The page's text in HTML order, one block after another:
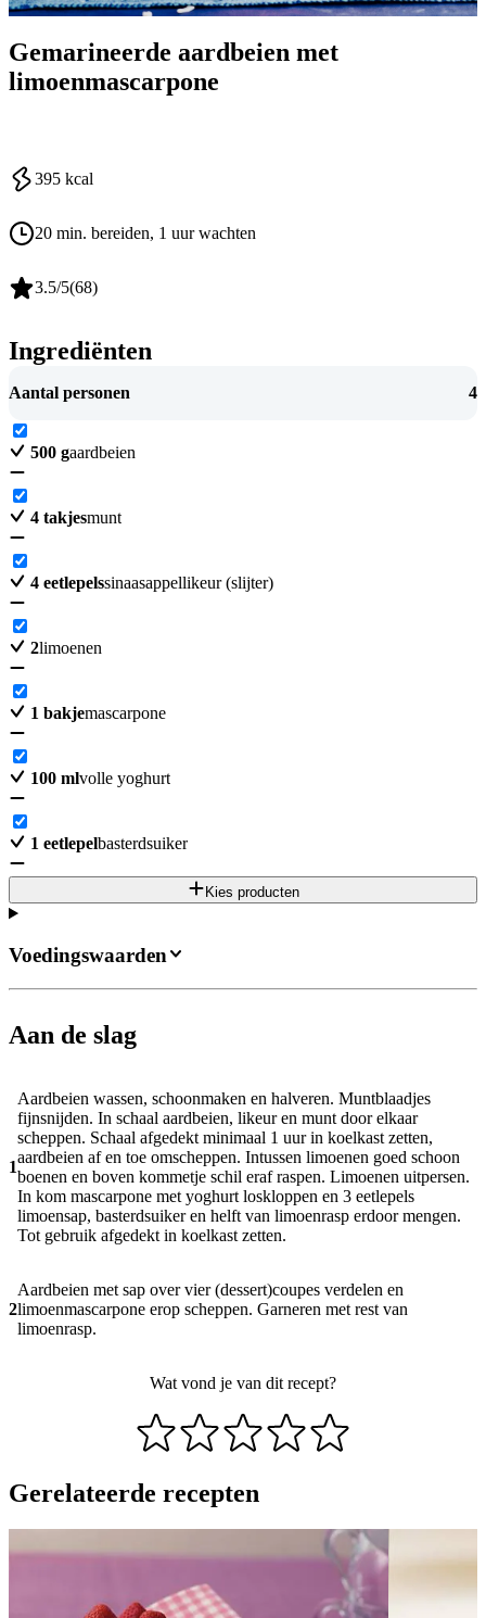
Gemarineerde aardbeien met
limoenmascarpone
395 kcal
20 min. bereiden, 1 uur wachten
3.5/5(68)
Ingrediënten
Aantal personen 4
500 gaardbeien
4 takjesmunt
4 eetlepelssinaasappellikeur (slijter)
2limoenen
1 bakjemascarpone
100 mlvolle yoghurt
1 eetlepelbasterdsuiker
Kies producten
Aan de slag
1
Aardbeien wassen, schoonmaken en halveren. Muntblaadjes
fijnsnijden. In schaal aardbeien, likeur en munt door elkaar
scheppen. Schaal afgedekt minimaal 1 uur in koelkast zetten,
aardbeien af en toe omscheppen. Intussen limoenen goed schoon
boenen en boven kommetje schil eraf raspen. Limoenen uitpersen.
In kom mascarpone met yoghurt loskloppen en 3 eetlepels
limoensap, basterdsuiker en helft van limoenrasp erdoor mengen.
Tot gebruik afgedekt in koelkast zetten.
2
Aardbeien met sap over vier (dessert)coupes verdelen en
limoenmascarpone erop scheppen. Garneren met rest van
limoenrasp.
Wat vond je van dit recept?
Voedingswaarden
Gerelateerde recepten